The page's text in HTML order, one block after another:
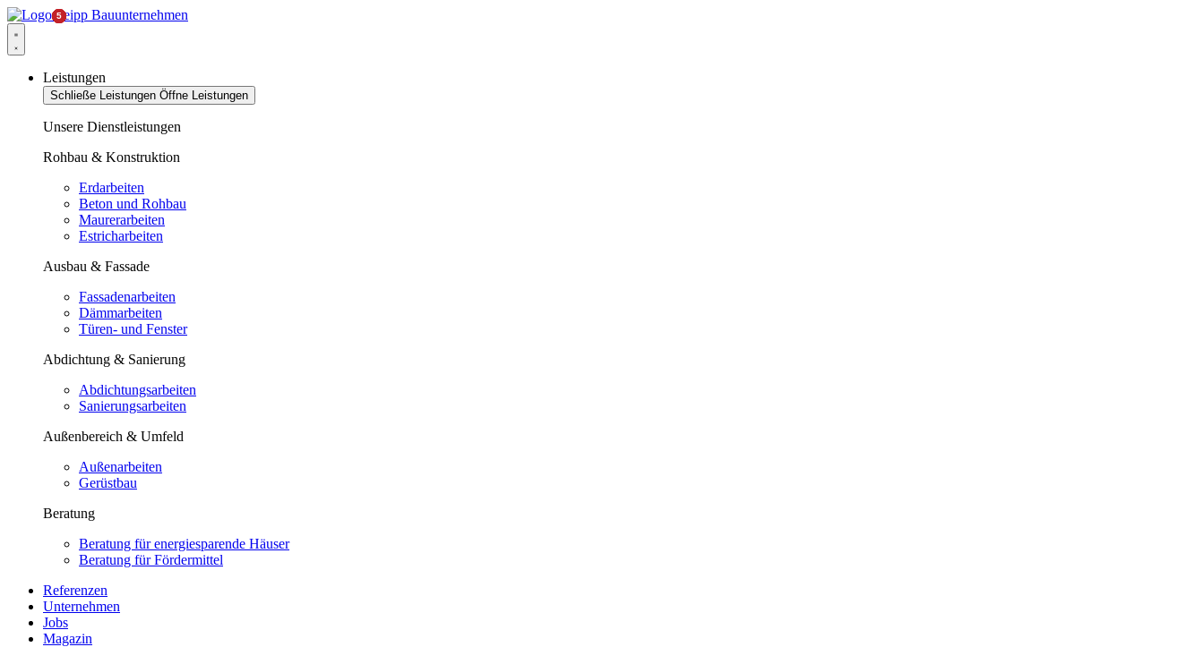
Leistungen
Schließe Leistungen Öffne Leistungen
Unsere Dienstleistungen
Rohbau & Konstruktion
Erdarbeiten
Beton und Rohbau
Maurerarbeiten
Estricharbeiten
Ausbau & Fassade
Fassadenarbeiten
Dämmarbeiten
Türen- und Fenster
Abdichtung & Sanierung
Abdichtungsarbeiten
Sanierungsarbeiten
Außenbereich & Umfeld
Außenarbeiten
Gerüstbau
Beratung
Beratung für energiesparende Häuser
Beratung für Fördermittel
Referenzen
Unternehmen
Jobs
Magazin